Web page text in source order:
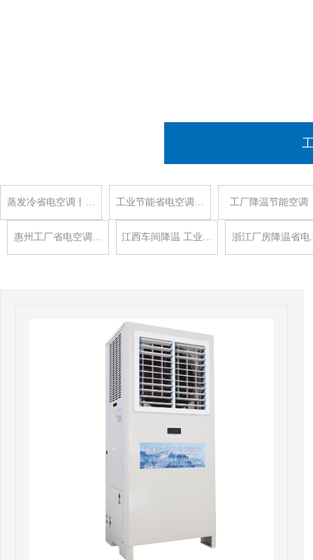
蒸发冷省电空调丨… 工业节能省电空调… 工厂降温节能空调
惠州工厂省电空调… 江西车间降温 工业… 浙江厂房降温省